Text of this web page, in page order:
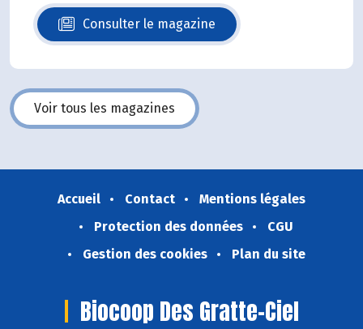
Consulter le magazine
N°140
Voir tous les magazines
Accueil Contact
Mentions légales
Protection des données
CGU
Gestion des cookies
Plan du site
Biocoop Des Gratte-Ciel